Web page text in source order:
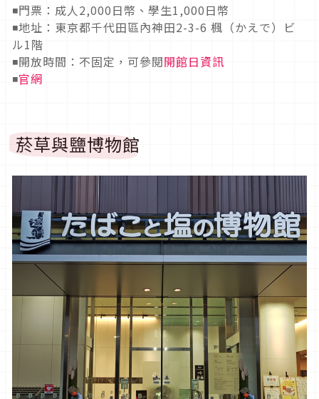
◾門票：成人2,000日幣、學生1,000日幣
◾地址：東京都千代田區內神田2-3-6 楓（かえで）ビ
ル1階
◾開放時間：不固定，可參閱開館日資訊
◾官網
菸草與鹽博物館